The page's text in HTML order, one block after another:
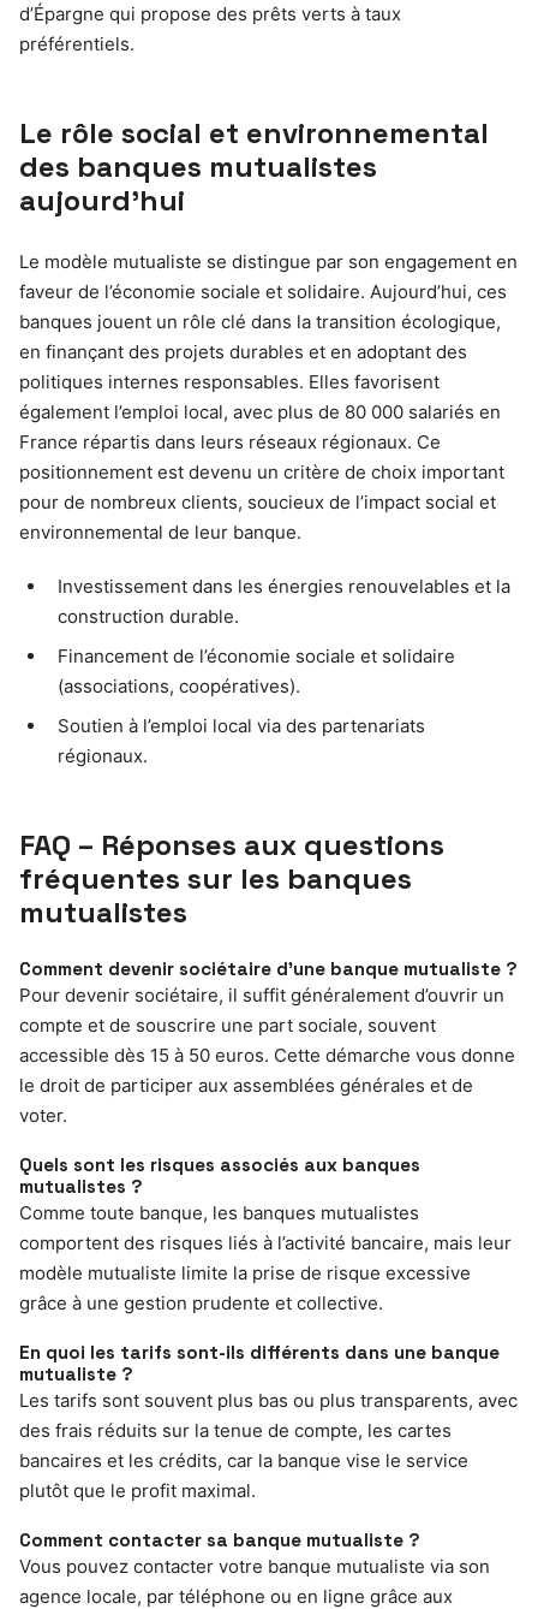
d’Épargne qui propose des prêts verts à taux
préférentiels.
Le rôle social et environnemental
des banques mutualistes
aujourd’hui
Le modèle mutualiste se distingue par son engagement en
faveur de l’économie sociale et solidaire. Aujourd’hui, ces
banques jouent un rôle clé dans la transition écologique,
en finançant des projets durables et en adoptant des
politiques internes responsables. Elles favorisent
également l’emploi local, avec plus de 80 000 salariés en
France répartis dans leurs réseaux régionaux. Ce
positionnement est devenu un critère de choix important
pour de nombreux clients, soucieux de l’impact social et
environnemental de leur banque.
Investissement dans les énergies renouvelables et la
construction durable.
Financement de l’économie sociale et solidaire
(associations, coopératives).
Soutien à l’emploi local via des partenariats
régionaux.
FAQ – Réponses aux questions
fréquentes sur les banques
mutualistes
Comment devenir sociétaire d’une banque mutualiste ?
Pour devenir sociétaire, il suffit généralement d’ouvrir un
compte et de souscrire une part sociale, souvent
accessible dès 15 à 50 euros. Cette démarche vous donne
le droit de participer aux assemblées générales et de
voter.
Quels sont les risques associés aux banques
mutualistes ?
Comme toute banque, les banques mutualistes
comportent des risques liés à l’activité bancaire, mais leur
modèle mutualiste limite la prise de risque excessive
grâce à une gestion prudente et collective.
En quoi les tarifs sont-ils différents dans une banque
mutualiste ?
Les tarifs sont souvent plus bas ou plus transparents, avec
des frais réduits sur la tenue de compte, les cartes
bancaires et les crédits, car la banque vise le service
plutôt que le profit maximal.
Comment contacter sa banque mutualiste ?
Vous pouvez contacter votre banque mutualiste via son
agence locale, par téléphone ou en ligne grâce aux